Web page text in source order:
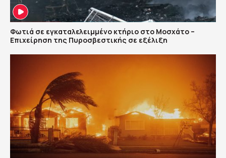
Φωτιά σε εγκαταλελειμμένο κτήριο στο Μοσχάτο –
Επιχείρηση της Πυροσβεστικής σε εξέλιξη